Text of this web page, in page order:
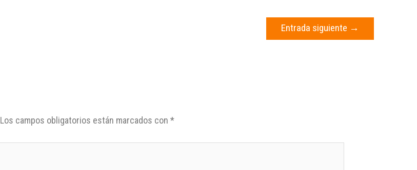
Entrada siguiente →
Los campos obligatorios están marcados con*